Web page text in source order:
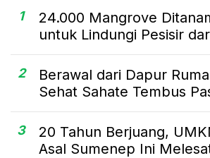
1
24.000 Mangrove
untuk Lindungi Pesisir
2
Berawal dari Dapur
Sehat Sahate Tembus
3
20 Tahun Berjuang,
Asal Sumenep Ini